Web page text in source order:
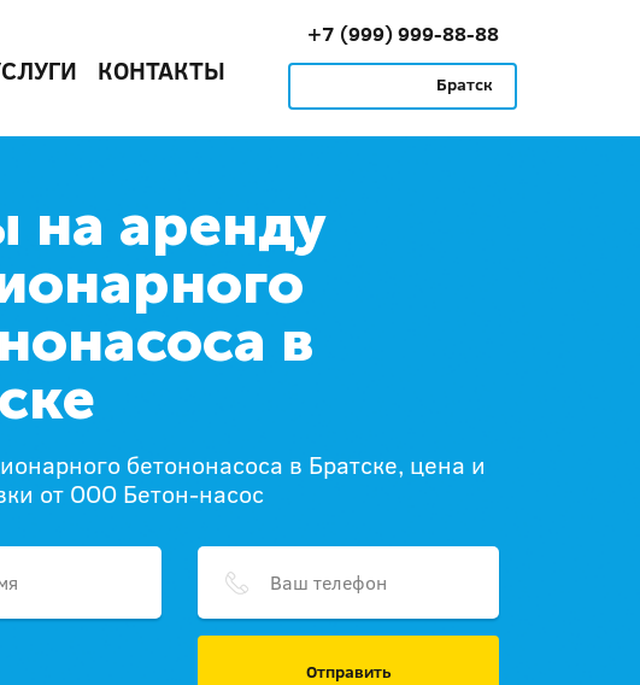
КОНТАКТЫ
+7 (999) 999-88-88
Братск
на аренду
в
бетононасоса в Братске, цена и
от ООО Бетон-насос
Отправить